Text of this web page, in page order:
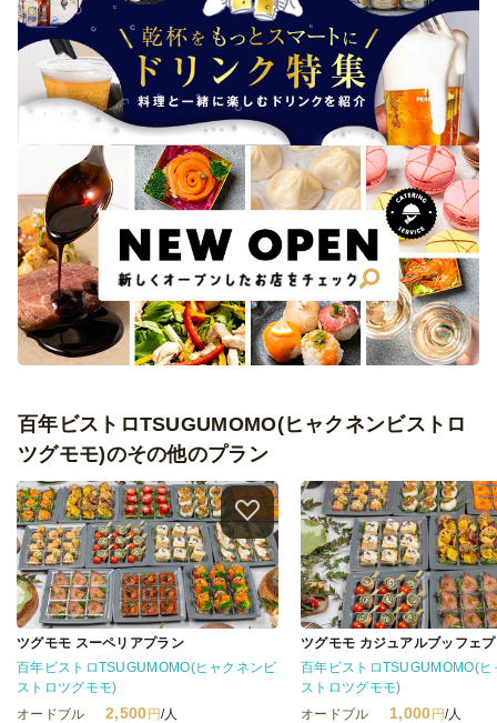
百年ビストロTSUGUMOMO(ヒャクネンビストロ
ツグモモ)のその他のプラン
ツグモモ スーペリアプラン
百年ビストロTSUGUMOMO(ヒャクネンビ
ストロツグモモ)
オードブル
2,500円/人
ツグモモ カジュアルブッフェ
百年ビストロTSUGUMOMO(ヒ
ストロツグモモ)
オードブル
1,000円/人